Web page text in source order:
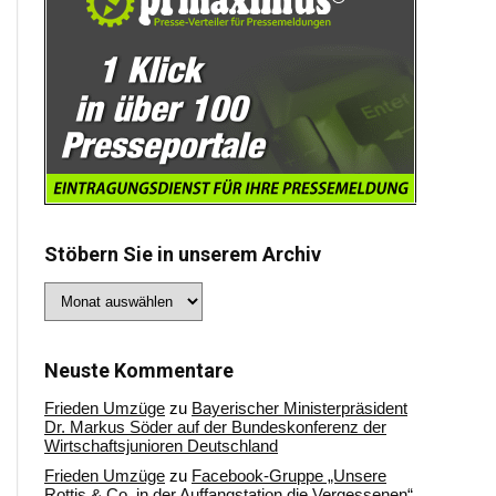
Stöbern Sie in unserem Archiv
Sie
Archiv
Neuste Kommentare
Frieden Umzüge zu Bayerischer Ministerpräsident
Dr. Markus Söder auf der Bundeskonferenz der
Wirtschaftsjunioren Deutschland
Frieden Umzüge zu Facebook-Gruppe „Unsere